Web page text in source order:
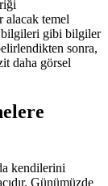
alacak temel
bilgileri gibi bilgiler
sonra,
daha görsel
kendilerini
Günümüzde